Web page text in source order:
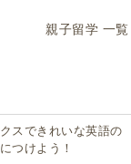
親子留学 一覧
スできれいな英語の
つけよう！